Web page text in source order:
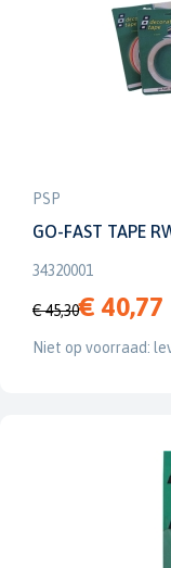
PSP
GO-FAST TAPE
34320001
€ 45,30€ 40,77
Niet op voorraad: